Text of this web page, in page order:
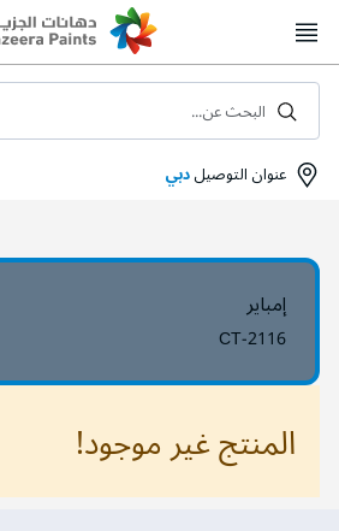
to
Content
عنوان التوصيلدبي
البحث عن...
إمباير
CT-2116
المنتج غير موجود!